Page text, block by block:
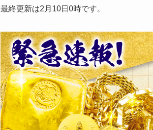
最終更新は2月10日0時です。